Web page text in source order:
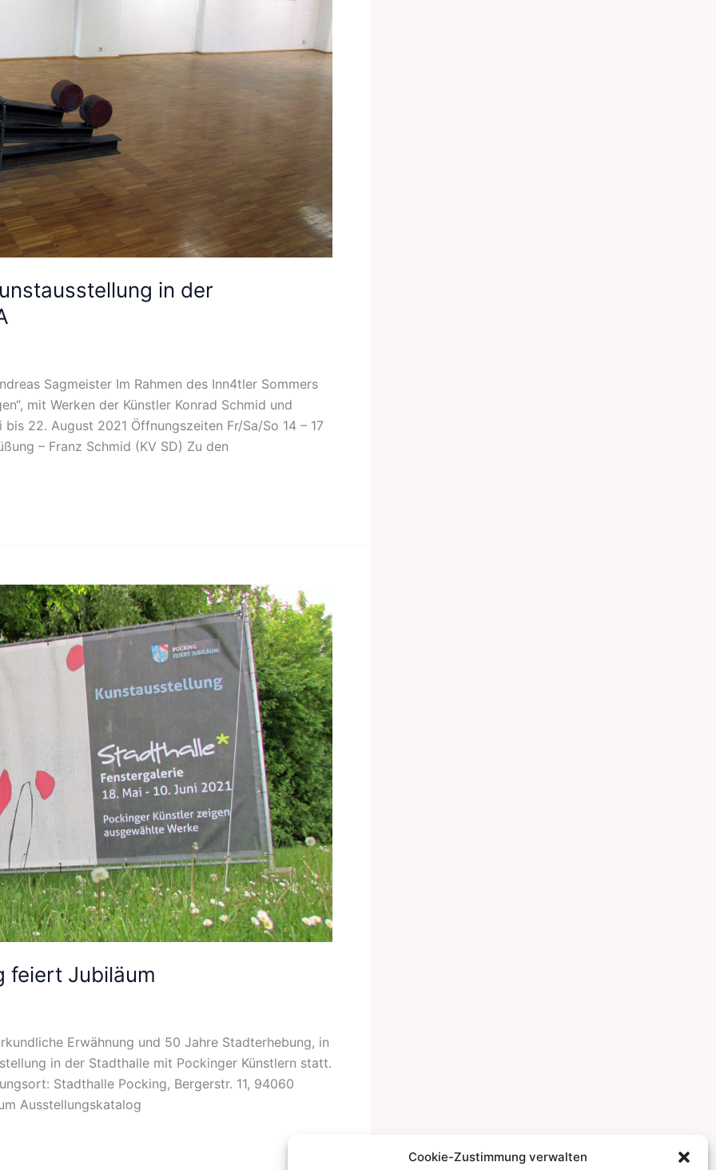
Cookie-Zustimmung verwalten
in der
Sagmeister Im Rahmen des Inn4tler Sommers
mit Werken der Künstler Konrad Schmid und
22. August 2021 Öffnungszeiten Fr/Sa/So 14 – 17
– Franz Schmid (KV SD) Zu den
feiert Jubiläum
Erwähnung und 50 Jahre Stadterhebung, in
in der Stadthalle mit Pockinger Künstlern statt.
Stadthalle Pocking, Bergerstr. 11, 94060
Ausstellungskatalog